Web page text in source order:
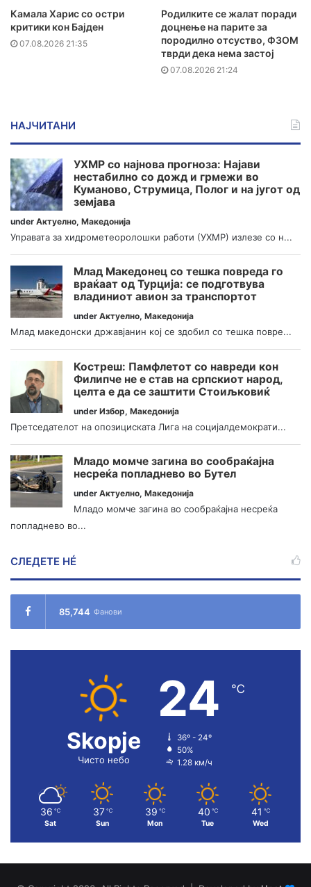
Камала Харис со остри
критики кон Бајден
07.08.2026 21:35
Родилките се жалат поради
доцнење на парите за
породилно отсуство, ФЗОМ
тврди дека нема застој
07.08.2026 21:24
НАЈЧИТАНИ
УХМР со најнова прогноза: Најави
нестабилно со дожд и грмежи во
Куманово, Струмица, Полог и на југот од
земјава
under Актуелно, Македонија
Управата за хидрометеоролошки работи (УХМР) излезе со н...
Млад Македонец со тешка повреда го
враќаат од Турција: се подготвува
владиниот авион за транспортот
under Актуелно, Македонија
Млад македонски државјанин кој се здобил со тешка повре...
Костреш: Памфлетот со навреди кон
Филипче не е став на српскиот народ,
целта е да се заштити Стоиљковиќ
under Избор, Македонија
Претседателот на опозициската Лига на социјалдемократи...
Младо момче загина во сообраќајна
несреќа попладнево во Бутел
under Актуелно, Македонија
Младо момче загина во сообраќајна несреќа
попладнево во...
СЛЕДЕТЕ НÉ
85,744 Фанови
Skopje
Чисто небо
24 ℃
36º - 24º
50%
1.28 км/ч
36 ℃
Sat
37 ℃
Sun
39 ℃
Mon
40 ℃
Tue
41 ℃
Wed